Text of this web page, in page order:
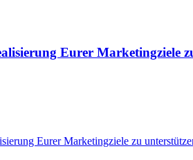
Eurer Marketingziele
Eurer Marketingziele zu